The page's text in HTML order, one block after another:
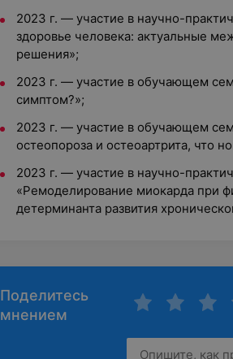
2023 г. — участие в научно-
здоровье человека: актуальные
решения»;
2023 г. — участие в обучающем
симптом?»;
2023 г. — участие в обучающем
остеопороза и остеоартрита, что
2023 г. — участие в научно-
«Ремоделирование миокарда при
детерминанта развития
Поделитесь
мнением